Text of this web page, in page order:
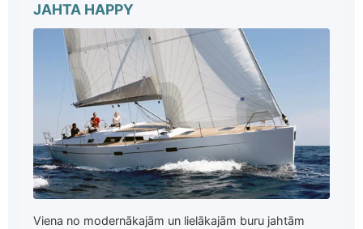
JAHTA HAPPY
Viena no modernākajām un lielākajām buru jahtām